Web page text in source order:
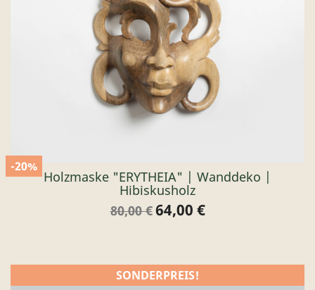
Holzmaske "ERYTHEIA" | Wanddeko |
Hibiskusholz
Verkaufspreis
80,00 €
-20%
Preis
64,00 €
SONDERPREIS!